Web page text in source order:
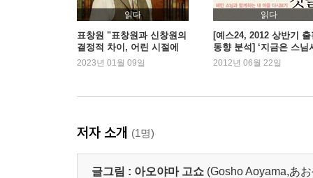
읽다
표창원 "표창원과 신창원의
결정적 차이, 어린 시절에
있었죠"
2023년 01월 09일
읽다
[예스24, 2012 상반기 출
동향 분석] ‘지금은 스님
대’ 100위내 스님 저서
2012년 06월 22일
저자 소개 (1명)
글그림 : 아오야마 고쇼 (Gosho Aoyama,あ